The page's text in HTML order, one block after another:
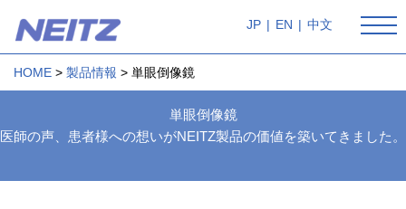
JP | EN | 中文
HOME 製品情報 単眼倒像鏡
単眼倒像鏡
医師の声、患者様への想いがNEITZ製品の価値を築いてきました。